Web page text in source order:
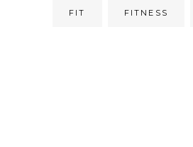
FIT FITNESS